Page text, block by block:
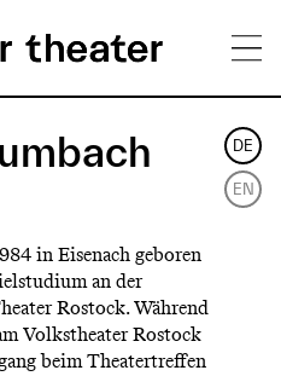
in Eisenach geboren
an der
Rostock. Während
Volkstheater Rostock
beim Theatertreffen
DE
EN